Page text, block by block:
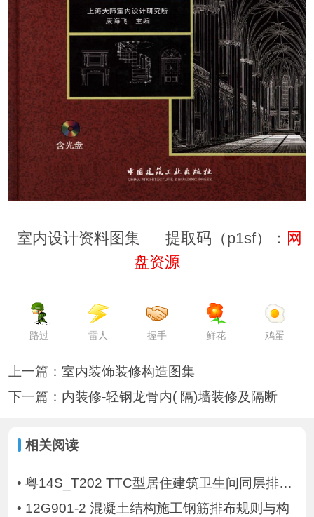
室内设计资料图集 提取码（p1sf）： 网
盘资源
路过 雷人 握手 鲜花 鸡蛋
上一篇： 室内装饰装修构造图集
下一篇： 内装修-轻钢龙骨内( 隔)墙装修及隔断
相关阅读
• 粤14S_T202 TTC型居住建筑卫生间同层排水安
• 12G901-2 混凝土结构施工钢筋排布规则与构